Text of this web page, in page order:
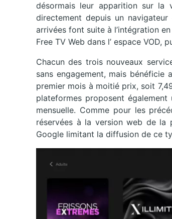
désormais leur apparition sur la
directement depuis un
arrivées font suite à l’intégration
Free TV Web dans l’ espace VOD,
Chacun des trois nouveaux
sans engagement, mais
premier mois à moitié prix, soit
plateformes proposent
mensuelle. Comme pour les
réservées à la version web de la
Google limitant la diffusion de ce